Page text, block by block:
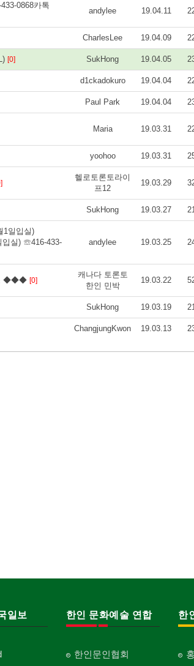
0868카톡
andylee 19.04.11
CharlesLee 19.04.09
[0] SukHong 19.04.05
d1ckadokuro 19.04.04
Paul Park 19.04.04
Maria 19.03.31
yoohoo 19.03.31
헬로토론토라이
프12
19.03.29
SukHong 19.03.27
1일입실)
입실) ☏416-433-
andylee 19.03.25
◆◆◆ [0]
캐나다 토론토
한인 민박
19.03.22
SukHong 19.03.19
ChangjungKwon 19.03.13
일보 한인 문화예술 연합
한인문인협회
한